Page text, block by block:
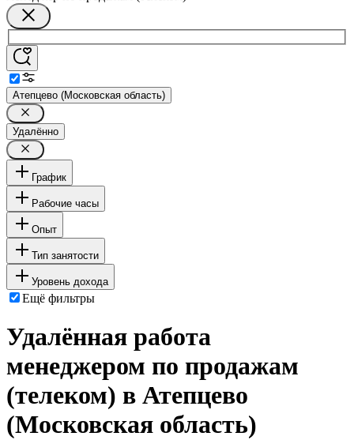
Атепцево (Московская область)
Удалённо
График
Рабочие часы
Опыт
Тип занятости
Уровень дохода
Ещё фильтры
Удалённая работа
менеджером по продажам
(телеком) в Атепцево
(Московская область)